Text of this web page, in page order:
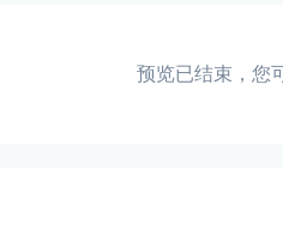
预览已结束，您